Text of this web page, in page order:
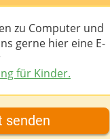
zu Computer und
gerne hier eine E-
für Kinder.
senden